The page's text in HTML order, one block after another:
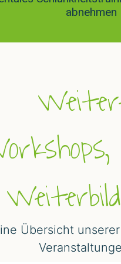
abnehmen
Übersicht